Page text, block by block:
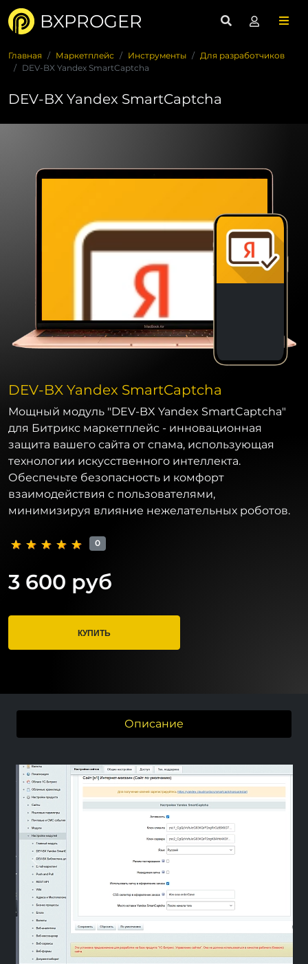
BXPROGER
Главная Маркетплейс Инструменты
Для разработчиков
DEV-BX Yandex SmartCaptcha
DEV-BX Yandex SmartCaptcha
DEV-BX Yandex SmartCaptcha
Мощный модуль "DEV-BX Yandex SmartCaptcha"
для Битрикс маркетплейс - инновационная
защита вашего сайта от спама, использующая
технологии искусственного интеллекта.
Обеспечьте безопасность и комфорт
взаимодействия с пользователями,
минимизируя влияние нежелательных роботов.
0
3 600 руб
КУПИТЬ
Описание
Previous